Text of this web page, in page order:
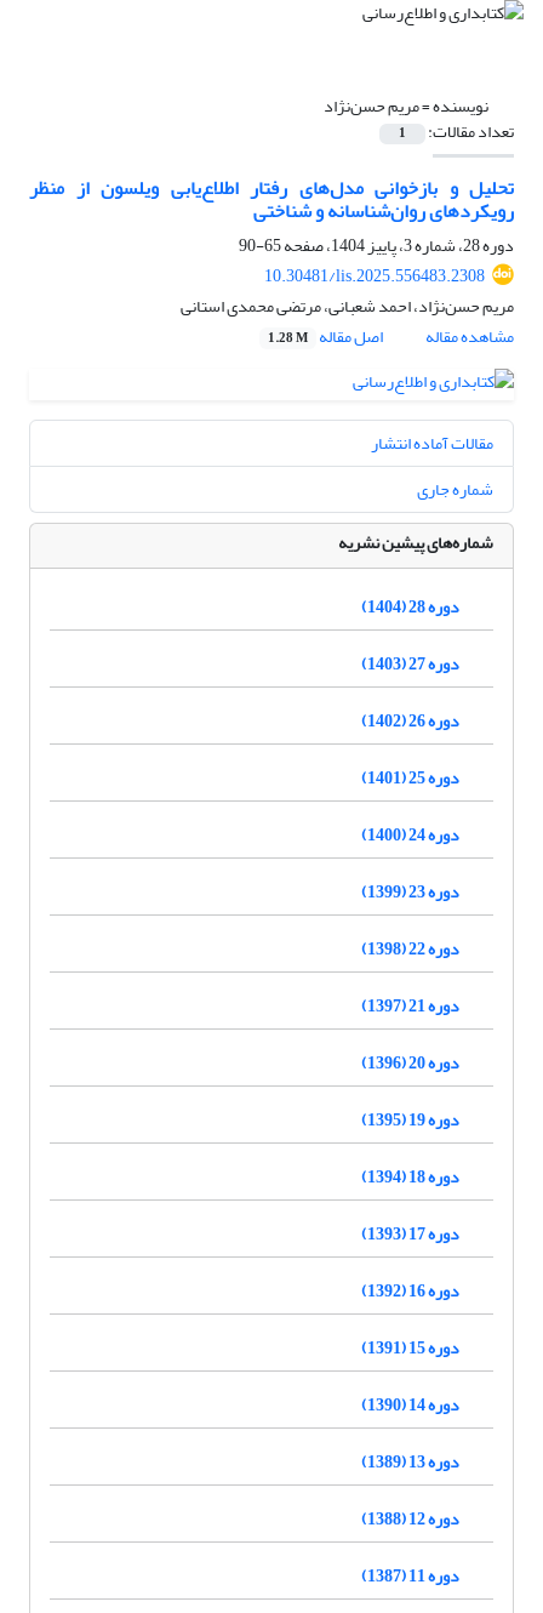
نویسنده =مریم حسن‌نژاد
تعداد مقالات: 1
تحلیل و بازخوانی مدل‌های رفتار اطلاع‌یابی ویلسون از منظر
رویکردهای روان‌شناسانه و شناختی
دوره 28، شماره 3، پاییز 1404، صفحه
65-90
10.30481/lis.2025.556483.2308
مریم حسن‌نژاد، احمد شعبانی، مرتضی محمدی استانی
مشاهده مقاله
اصل مقاله 1.28 M
مقالات آماده انتشار
شماره جاری
شماره‌های پیشین نشریه
دوره 28 (1404)
دوره 27 (1403)
دوره 26 (1402)
دوره 25 (1401)
دوره 24 (1400)
دوره 23 (1399)
دوره 22 (1398)
دوره 21 (1397)
دوره 20 (1396)
دوره 19 (1395)
دوره 18 (1394)
دوره 17 (1393)
دوره 16 (1392)
دوره 15 (1391)
دوره 14 (1390)
دوره 13 (1389)
دوره 12 (1388)
دوره 11 (1387)